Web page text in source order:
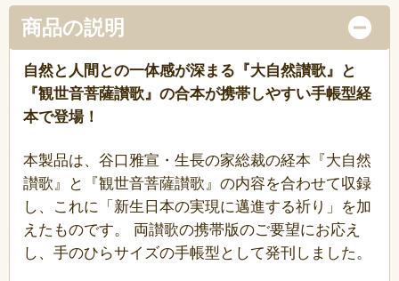
商品の説明
自然と人間との一体感が深まる『大自然讃歌』と
『観世音菩薩讃歌』の合本が携帯しやすい手帳型経
本で登場！
本製品は、谷口雅宣・生長の家総裁の経本『大自然
讃歌』と『観世音菩薩讃歌』の内容を合わせて収録
し、これに「新生日本の実現に邁進する祈り」を加
えたものです。 両讃歌の携帯版のご要望にお応え
し、手のひらサイズの手帳型として発刊しました。